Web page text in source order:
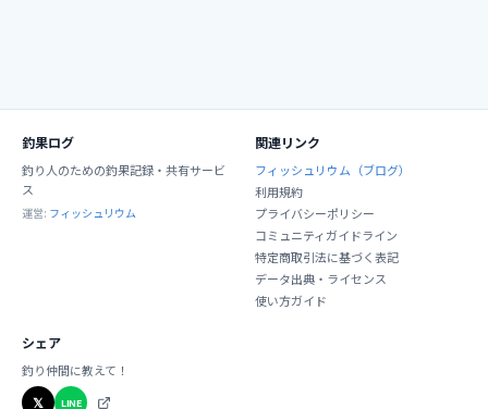
釣果ログ
釣り人のための釣果記録・共有サービ
ス
運営: フィッシュリウム
関連リンク
フィッシュリウム（ブログ）
利用規約
プライバシーポリシー
コミュニティガイドライン
特定商取引法に基づく表記
データ出典・ライセンス
使い方ガイド
シェア
釣り仲間に教えて！
𝕏 LINE